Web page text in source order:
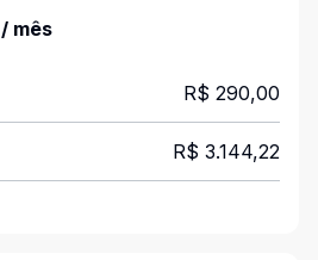
/ mês
R$ 290,00
R$ 3.144,22